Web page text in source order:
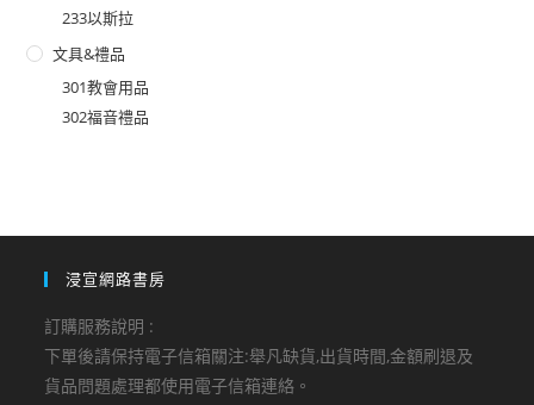
233以斯拉
文具&禮品
301教會用品
302福音禮品
浸宣網路書房
訂購服務說明 :
下單後請保持電子信箱關注:舉凡缺貨,出貨時間,金額刷退及
貨品問題處理都使用電子信箱連絡。